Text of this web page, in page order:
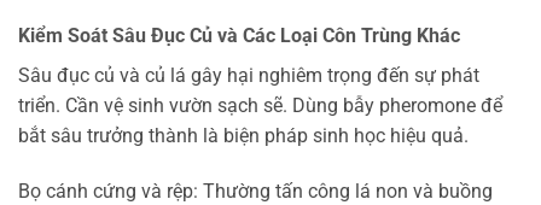
Kiểm Soát Sâu Đục Củ và Các Loại Côn Trùng Khác
Sâu đục củ và củ lá gây hại nghiêm trọng đến sự phát
triển. Cần vệ sinh vườn sạch sẽ. Dùng bẫy pheromone để
bắt sâu trưởng thành là biện pháp sinh học hiệu quả.
Bọ cánh cứng và rệp: Thường tấn công lá non và buồng